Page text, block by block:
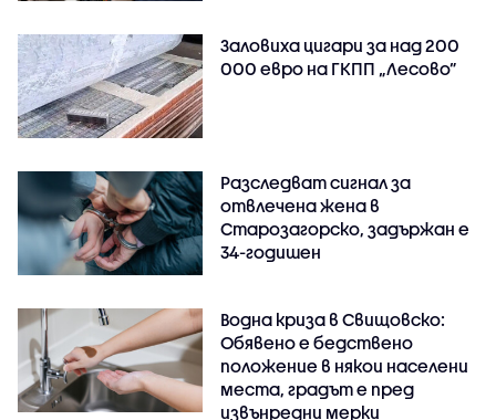
Заловиха цигари за над 200
000 евро на ГКПП „Лесово”
Разследват сигнал за
отвлечена жена в
Старозагорско, задържан е
34-годишен
Водна криза в Свищовско:
Обявено е бедствено
положение в някои населени
места, градът е пред
извънредни мерки